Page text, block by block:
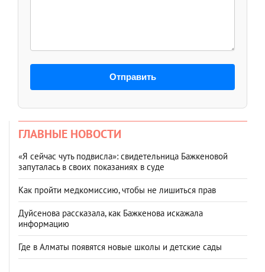
Отправить
ГЛАВНЫЕ НОВОСТИ
«Я сейчас чуть подвисла»: свидетельница Бажкеновой
запуталась в своих показаниях в суде
Как пройти медкомиссию, чтобы не лишиться прав
Дуйсенова рассказала, как Бажкенова искажала
информацию
Где в Алматы появятся новые школы и детские сады